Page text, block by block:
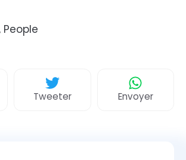
People
Tweeter Envoyer